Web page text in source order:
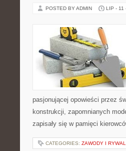
POSTED BY ADMIN LIP - 11
pasjonującej opowieści przez
konstrukcji, zapomnianych
zapisały się w pamięci
CATEGORIES: ZAWODY I